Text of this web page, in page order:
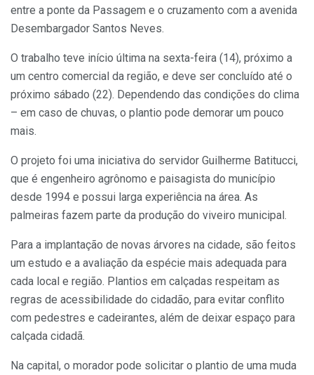
entre a ponte da Passagem e o cruzamento com a avenida
Desembargador Santos Neves.
O trabalho teve início última na sexta-feira (14), próximo a
um centro comercial da região, e deve ser concluído até o
próximo sábado (22). Dependendo das condições do clima
– em caso de chuvas, o plantio pode demorar um pouco
mais.
O projeto foi uma iniciativa do servidor Guilherme Batitucci,
que é engenheiro agrônomo e paisagista do município
desde 1994 e possui larga experiência na área. As
palmeiras fazem parte da produção do viveiro municipal.
Para a implantação de novas árvores na cidade, são feitos
um estudo e a avaliação da espécie mais adequada para
cada local e região. Plantios em calçadas respeitam as
regras de acessibilidade do cidadão, para evitar conflito
com pedestres e cadeirantes, além de deixar espaço para
calçada cidadã.
Na capital, o morador pode solicitar o plantio de uma muda